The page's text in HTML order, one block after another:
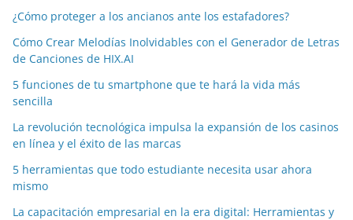
¿Cómo proteger a los ancianos ante los estafadores?
Cómo Crear Melodías Inolvidables con el Generador de Letras
de Canciones de HIX.AI
5 funciones de tu smartphone que te hará la vida más
sencilla
La revolución tecnológica impulsa la expansión de los casinos
en línea y el éxito de las marcas
5 herramientas que todo estudiante necesita usar ahora
mismo
La capacitación empresarial en la era digital: Herramientas y